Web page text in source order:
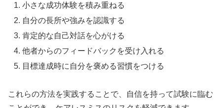
小さな成功体験を積み重ねる
自分の長所や強みを認識する
肯定的な自己対話を心がける
他者からのフィードバックを受け入れる
目標達成時に自分を褒める習慣をつける
これらの方法を実践することで、自信を持って試験に臨む